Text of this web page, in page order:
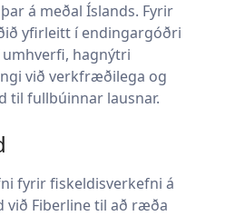
á meðal Íslands. Fyrir
yfirleitt í endingargóðri
hagnýtri
við verkfræðilega og
til fullbúinnar lausnar.
fyrir fiskeldisverkefni á
við Fiberline til að ræða